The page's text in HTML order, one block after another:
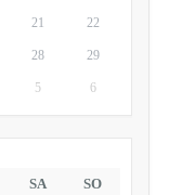
21 22
28 29
5 6
SA SO